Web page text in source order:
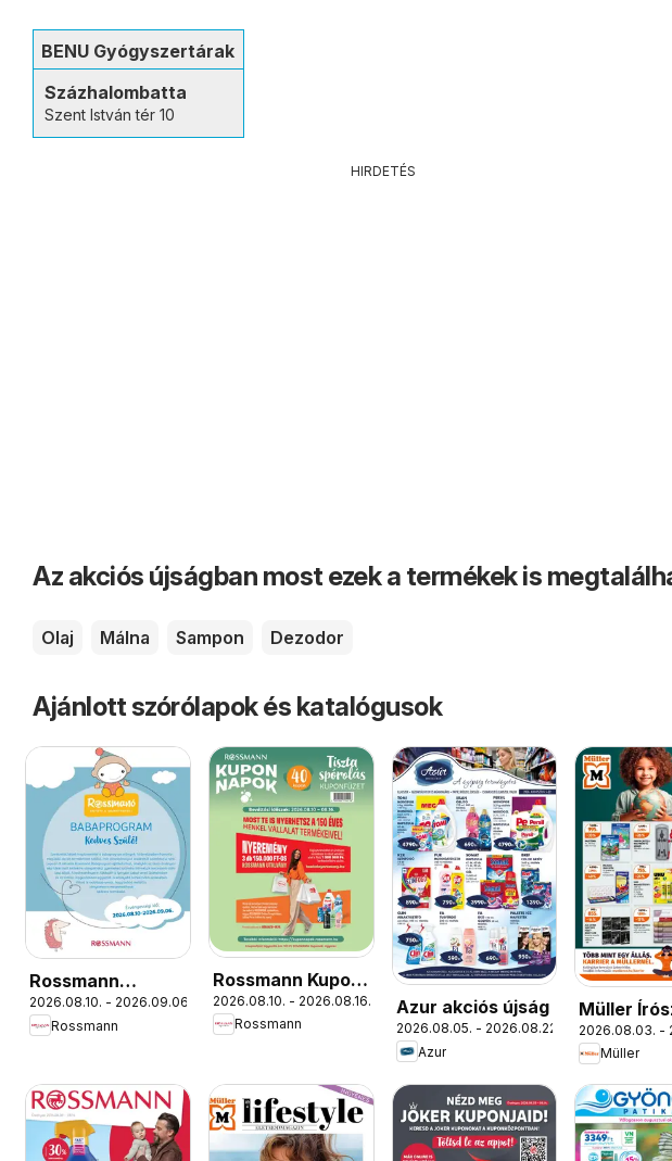
BENU Gyógyszertárak
Százhalombatta
Szent István tér 10
HIRDETÉS
Az akciós újságban most ezek a termékek is
Olaj Málna Sampon Dezodor
Ajánlott szórólapok és katalógusok
Rossmann
Babaprogram
2026.08.10. - 2026.09.06.
Rossmann
Rossmann Kupon
Napok
2026.08.10. - 2026.08.16.
Rossmann
Azur akciós újság
2026.08.05. - 2026.08.22.
Azur
Müller
ajánlatok
2026.08.03. -
Müller